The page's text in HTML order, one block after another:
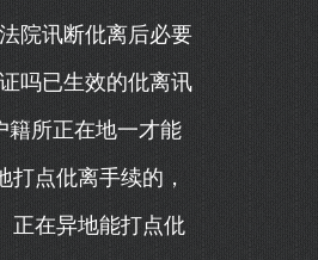
院讯断仳离后必要
吗已生效的仳离讯
籍所正在地一才能
点仳离手续的，
正在异地能打点仳